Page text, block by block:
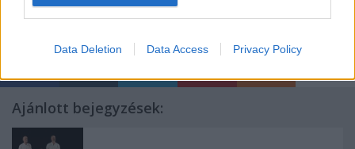
Data Deletion Data Access Privacy Policy
Ajánlott bejegyzések: